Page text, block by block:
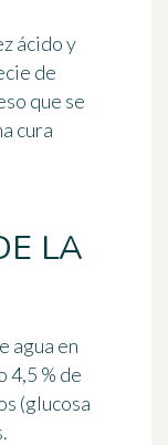
ácido y
de
que se
cura
LA
agua en
4,5 % de
(glucosa